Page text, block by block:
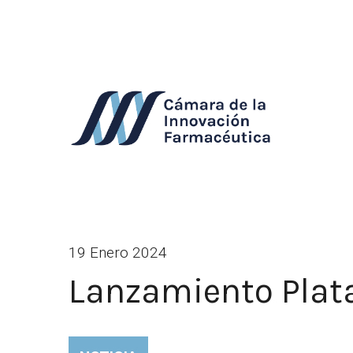
19 Enero 2024
Lanzamiento